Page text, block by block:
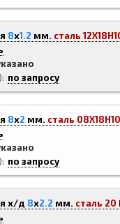
8x1.2 мм. сталь
по запросу
8x2 мм. сталь
по запросу
х/д 8x2.2 мм. сталь 20